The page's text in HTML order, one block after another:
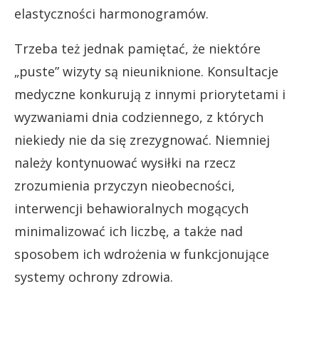
elastyczności harmonogramów.
Trzeba też jednak pamiętać, że niektóre
„puste” wizyty są nieuniknione. Konsultacje
medyczne konkurują z innymi priorytetami i
wyzwaniami dnia codziennego, z których
niekiedy nie da się zrezygnować. Niemniej
należy kontynuować wysiłki na rzecz
zrozumienia przyczyn nieobecności,
interwencji behawioralnych mogących
minimalizować ich liczbę, a także nad
sposobem ich wdrożenia w funkcjonujące
systemy ochrony zdrowia.